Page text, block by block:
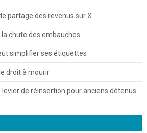
partage des revenus sur X
chute des embauches
simplifier ses étiquettes
droit à mourir
levier de réinsertion pour anciens détenus